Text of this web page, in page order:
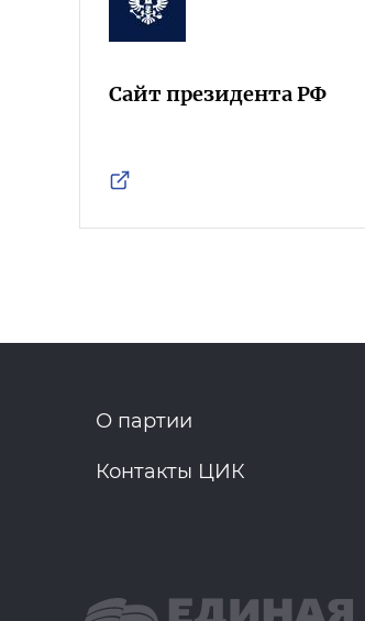
Сайт президента РФ
О партии
Контакты ЦИК